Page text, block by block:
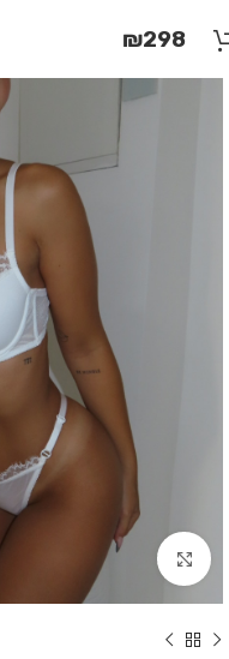
זֶה
₪298
Click to enlarge